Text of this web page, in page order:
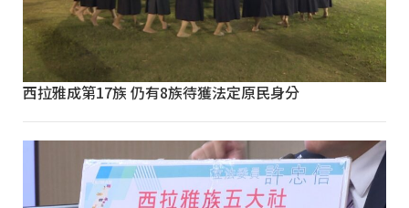
西拉雅成第17族 仍有8族待獲法定原民身分